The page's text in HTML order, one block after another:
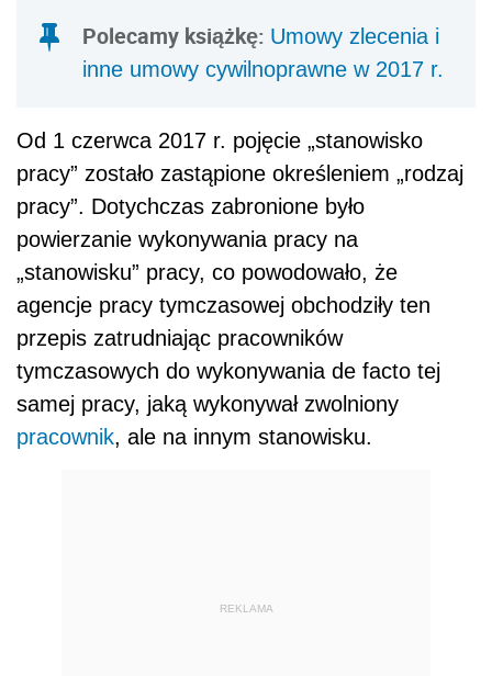
Polecamy książkę: Umowy zlecenia i
inne umowy cywilnoprawne w 2017 r.
Od 1 czerwca 2017 r. pojęcie „stanowisko
pracy” zostało zastąpione określeniem „rodzaj
pracy”. Dotychczas zabronione było
powierzanie wykonywania pracy na
„stanowisku” pracy, co powodowało, że
agencje pracy tymczasowej obchodziły ten
przepis zatrudniając pracowników
tymczasowych do wykonywania de facto tej
samej pracy, jaką wykonywał zwolniony
pracownik, ale na innym stanowisku.
REKLAMA